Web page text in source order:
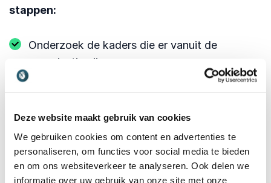
Deze website maakt gebruik van cookies
We gebruiken cookies om content en advertenties te
personaliseren, om functies voor social media te bieden
en om ons websiteverkeer te analyseren. Ook delen we
informatie over uw gebruik van onze site met onze
stappen:
Onderzoek de kaders die er vanuit de
organisatie zijn.
Organiseer een teamsessie waarin je samen
afspraken maakt over hoe je hybride wilt
werken.